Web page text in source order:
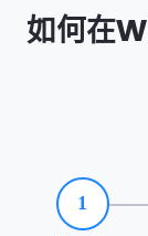
如何在
1